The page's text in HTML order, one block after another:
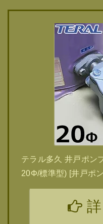
テラル多久 井戸ポン
20Φ/標準型) [井戸ポ